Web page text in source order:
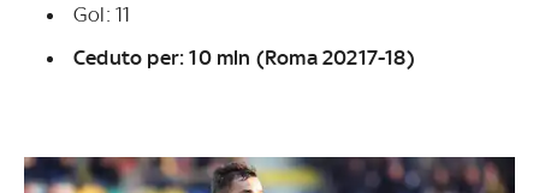
Gol: 11
Ceduto per: 10 mln (Roma 20217-18)